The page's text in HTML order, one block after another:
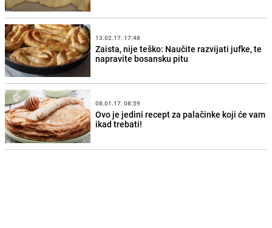
13.02.17. 17:48
Zaista, nije teško: Naučite razvijati jufke, te
napravite bosansku pitu
08.01.17. 08:59
Ovo je jedini recept za palačinke koji će vam
ikad trebati!